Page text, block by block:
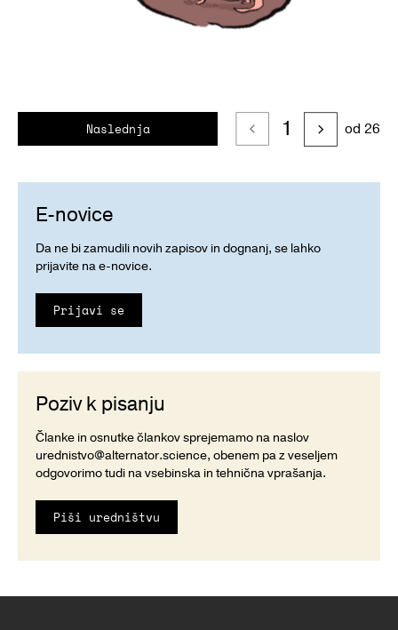
1 od 26
Naslednja
E-novice
Da ne bi zamudili novih zapisov in dognanj, se lahko
prijavite na e-novice.
Prijavi se
Poziv k pisanju
Članke in osnutke člankov sprejemamo na naslov
urednistvo@alternator.science, obenem pa z veseljem
odgovorimo tudi na vsebinska in tehnična vprašanja.
Piši uredništvu